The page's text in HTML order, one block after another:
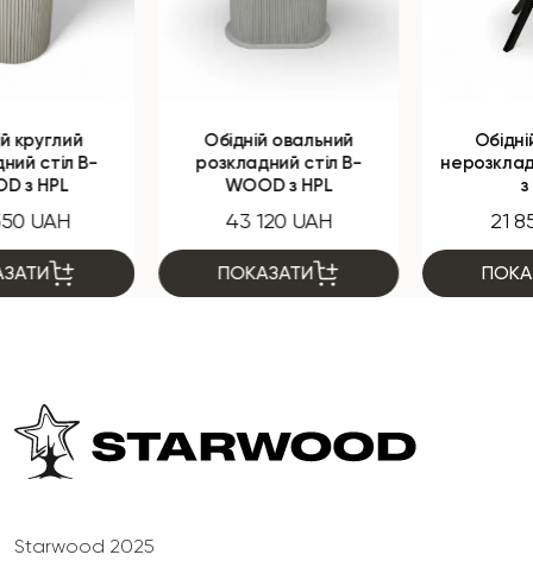
Обідній овальний
розкладний стіл B-
ПОКАЗАТИ
Обідній круглий
нерозкладний стіл NEO
ПОКАЗАТИ
Starwood 2025